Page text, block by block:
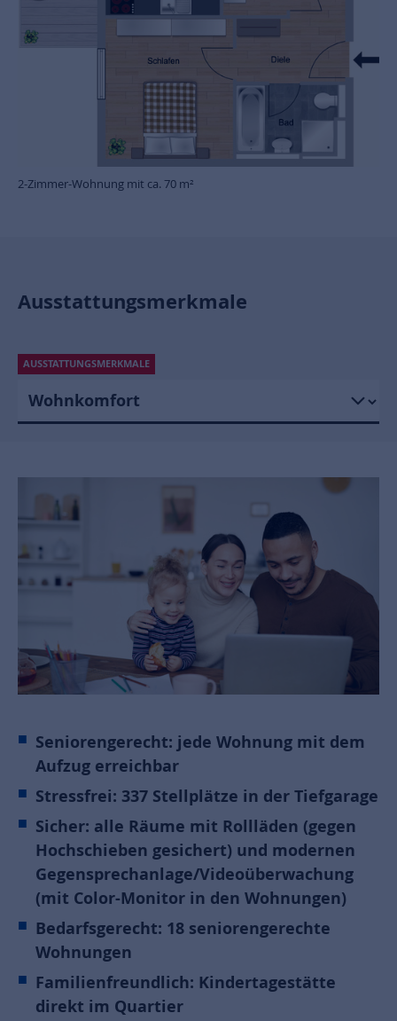
2-Zimmer-Wohnung mit ca. 70 m²
Ausstattungsmerkmale
AUSSTATTUNGSMERKMALE
Seniorengerecht: jede Wohnung mit dem
Aufzug erreichbar
Stressfrei: 337 Stellplätze in der Tiefgarage
Sicher: alle Räume mit Rollläden (gegen
Hochschieben gesichert) und modernen
Gegensprechanlage/Videoüberwachung
(mit Color-Monitor in den Wohnungen)
Bedarfsgerecht: 18 seniorengerechte
Wohnungen
Familienfreundlich: Kindertagestätte
direkt im Quartier